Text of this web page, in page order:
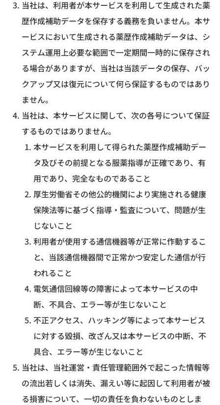
当社は、利用者が本サービスを利用して生成された薬
歴作成補助データを保存する義務を負いません。本サ
ービスにおいて生成される薬歴作成補助データは、シ
ステム運用上必要な範囲で一定期間一時的に保存され
る場合がありますが、当社は当該データの保存、バッ
クアップ又は復元について何ら保証するものではあり
ません。
当社は、本サービスに関して、次の各号について保証
するものではありません。
本サービスを利用して得られた薬歴作成補助デー
タ及びその前提となる服薬指導が正確であり、有
用であり、完全なものであること
厚生労働省その他公的機関により実施される健康
保険法等に基づく指導・監査について、問題が生
じないこと
利用者が使用する通信機器等が正常に作動するこ
と、当該通信機器間で正常かつ安定した通信が行
われること
電気通信回線等の障害によって本サービスの中
断、不具合、エラー等が生じないこと
不正アクセス、ハッキング等によって本サービス
に対する毀損、改ざん又は本サービスの中断、不
具合、エラー等が生じないこと
当社は、当社運営・責任管理範囲外で起こった情報等
の流出若しくは消失、漏えい等に起因して利用者が被
る損害について、一切の責任を負わないものとしま